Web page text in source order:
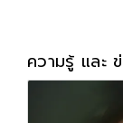
ความรู้ และ